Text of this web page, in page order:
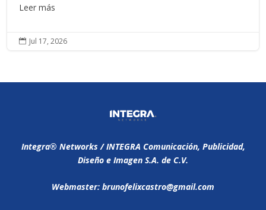
Leer más
 Jul 17, 2026
Integra®️ Networks / INTEGRA Comunicación, Publicidad,
Diseño e Imagen S.A. de C.V.
Webmaster: brunofelixcastro@gmail.com